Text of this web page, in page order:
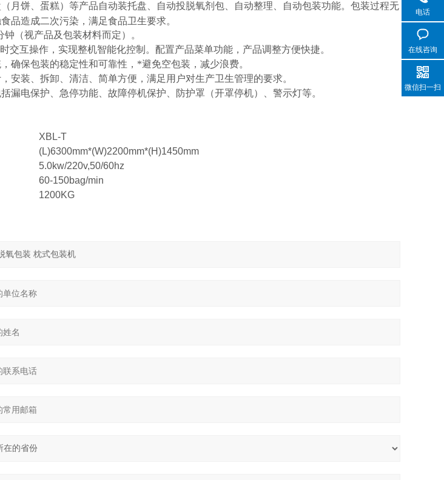
月饼、蛋糕）等产品自动装托盘、自动投脱氧剂包、自动整理、自动包装功能。包装过程无
品造成二次污染，满足食品卫生要求。
钟（视产品及包装材料而定）。
交互操作，实现整机智能化控制。配置产品菜单功能，产品调整方便快捷。
确保包装的稳定性和可靠性，*避免空包装，减少浪费。
安装、拆卸、清洁、简单方便，满足用户对生产卫生管理的要求。
漏电保护、急停功能、故障停机保护、防护罩（开罩停机）、警示灯等。
XBL-T
(L)6300mm*(W)2200mm*(H)1450mm
5.0kw/220v,50/60hz
60-150bag/min
1200KG
电话
在线咨询
微信扫一扫